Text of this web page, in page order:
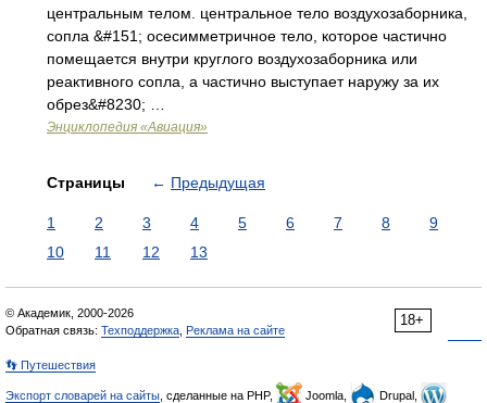
центральным телом. центральное тело воздухозаборника,
сопла &#151; осесимметричное тело, которое частично
помещается внутри круглого воздухозаборника или
реактивного сопла, а частично выступает наружу за их
обрез&#8230; …
Энциклопедия «Авиация»
Страницы ← Предыдущая
1 2 3 4 5 6 7 8
9
10
11 12 13
18+
© Академик, 2000-2026
Обратная связь: Техподдержка Реклама на сайте
👣 Путешествия
Экспорт словарей на сайты , сделанные на PHP, Joomla,
Drupal,